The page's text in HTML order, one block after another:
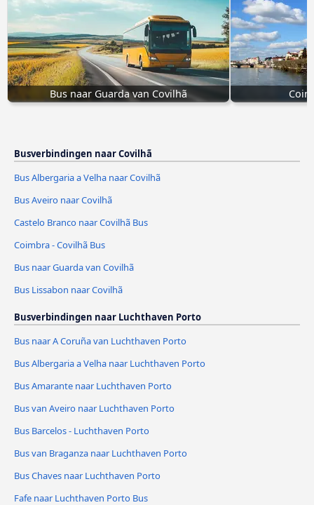
Bus naar Guarda van Covilhã
Busverbindingen naar Covilhã
Bus Albergaria a Velha naar Covilhã
Bus Aveiro naar Covilhã
Castelo Branco naar Covilhã Bus
Coimbra - Covilhã Bus
Bus naar Guarda van Covilhã
Bus Lissabon naar Covilhã
Busverbindingen naar Luchthaven Porto
Bus naar A Coruña van Luchthaven Porto
Bus Albergaria a Velha naar Luchthaven Porto
Bus Amarante naar Luchthaven Porto
Bus van Aveiro naar Luchthaven Porto
Bus Barcelos - Luchthaven Porto
Bus van Braganza naar Luchthaven Porto
Bus Chaves naar Luchthaven Porto
Fafe naar Luchthaven Porto Bus